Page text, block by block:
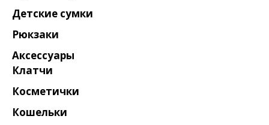
Детские сумки
Рюкзаки
Аксессуары
Клатчи
Косметички
Кошельки